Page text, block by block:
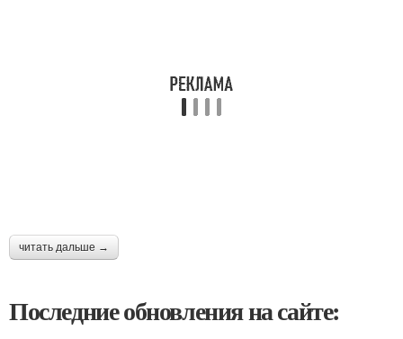
читать дальше →
Последние обновления на сайте: